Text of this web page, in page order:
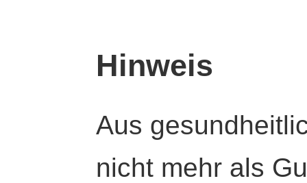
Hinweis
Aus
nicht mehr als